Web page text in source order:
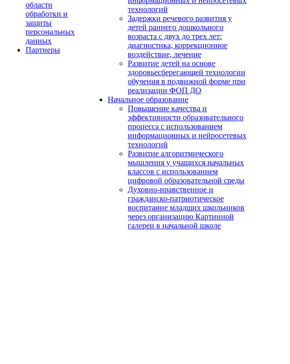
области
обработки и
защиты
персональных
данных
Партнеры
технологий
Задержки речевого развития у
детей раннего дошкольного
возраста с двух до трех лет:
диагностика, коррекционное
воздействие, лечение
Развитие детей на основе
здоровьесберегающей технологии
обучения в подвижной форме при
реализации ФОП ДО
Начальное образование
Повышение качества и
эффективности образовательного
процесса с использованием
информационных и нейросетевых
технологий
Развитие алгоритмического
мышления у учащихся начальных
классов с использованием
цифровой образовательной среды
Духовно-нравственное и
гражданско-патриотическое
воспитание младших школьников
через организацию Картинной
галереи в начальной школе